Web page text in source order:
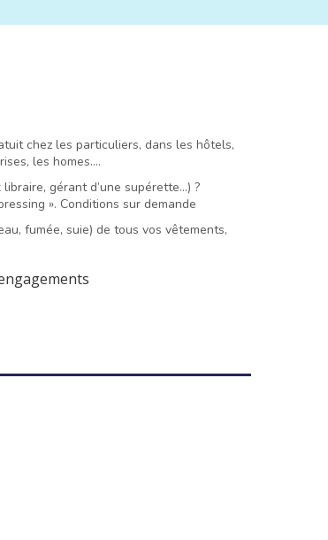
chez les particuliers, dans les hôtels,
les homes….
gérant d’une supérette…) ?
». Conditions sur demande
fumée, suie) de tous vos vêtements,